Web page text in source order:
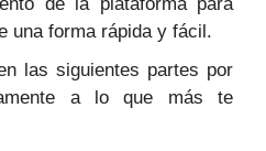
una forma rápida y fácil.
las siguientes partes por
a lo que más te